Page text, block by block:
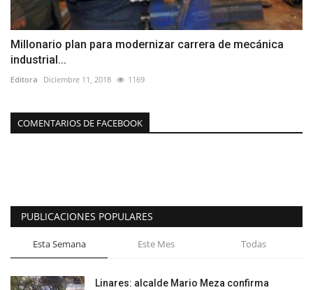
Millonario plan para modernizar carrera de mecánica
industrial...
Editora Diciembre 11, 2018 1169
COMENTARIOS DE FACEBOOK
PUBLICACIONES POPULARES
Esta Semana Este Mes Todas
Linares: alcalde Mario Meza confirma